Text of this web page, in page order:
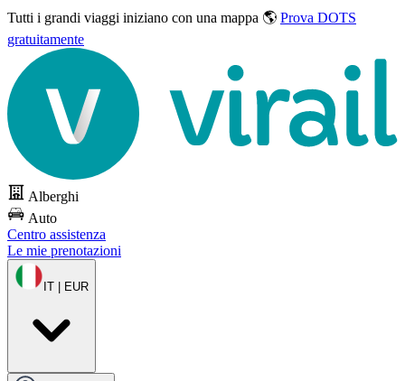
Tutti i grandi viaggi iniziano con una mappa 🌎 Prova DOTS
gratuitamente
Alberghi
Auto
Centro assistenza
Le mie prenotazioni
IT | EUR